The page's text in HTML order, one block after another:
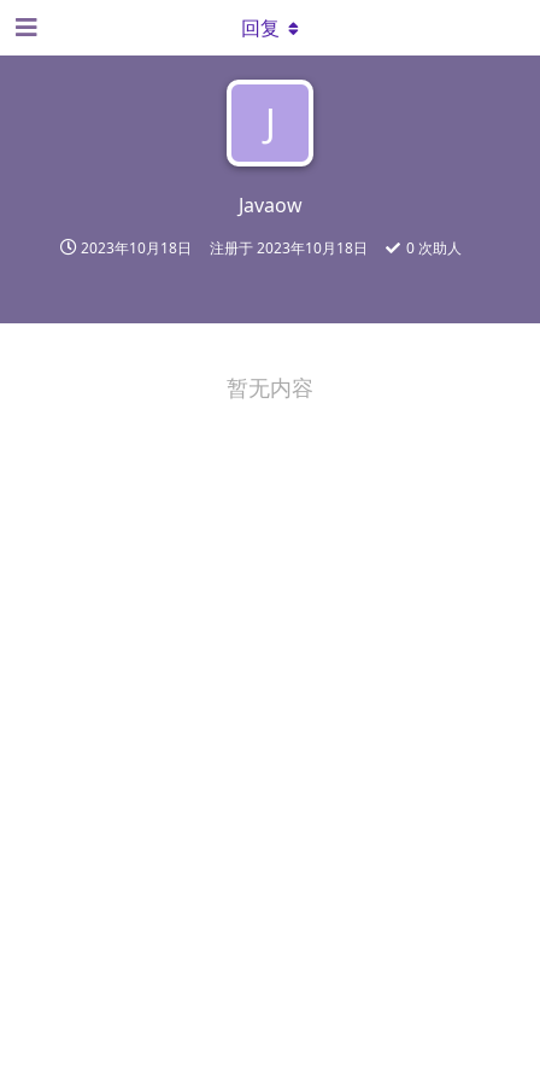
J
Javaow
2023年10月18日 注册于2023年10月18日 0 次助人
回复
暂无内容